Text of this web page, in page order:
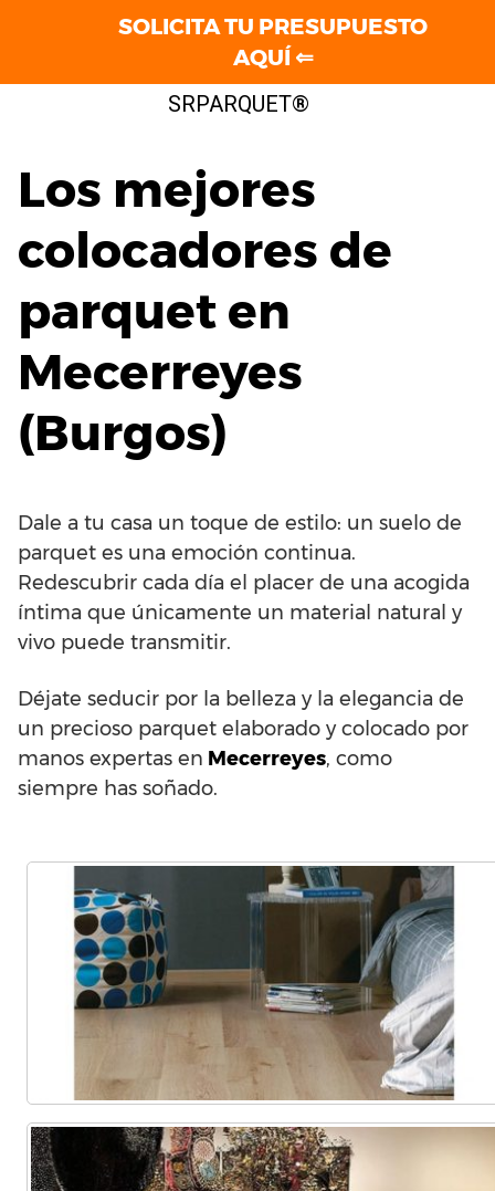
SRPARQUET®
Los mejores
colocadores de
parquet en
Mecerreyes
(Burgos)
Dale a tu casa un toque de estilo: un suelo de
parquet es una emoción continua.
Redescubrir cada día el placer de una acogida
íntima que únicamente un material natural y
vivo puede transmitir.
Déjate seducir por la belleza y la elegancia de
un precioso parquet elaborado y colocado por
manos expertas en Mecerreyes, como
siempre has soñado.
SOLICITA TU PRESUPUESTO
AQUÍ ⇐